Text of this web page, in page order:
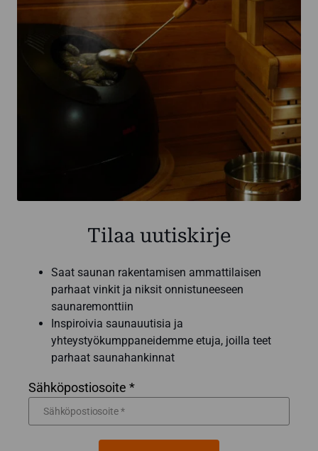
Tilaa uutiskirje
Saat saunan rakentamisen ammattilaisen
parhaat vinkit ja niksit onnistuneeseen
saunaremonttiin
Inspiroivia saunauutisia ja
yhteystyökumppaneidemme etuja, joilla teet
parhaat saunahankinnat
Sähköpostiosoite *